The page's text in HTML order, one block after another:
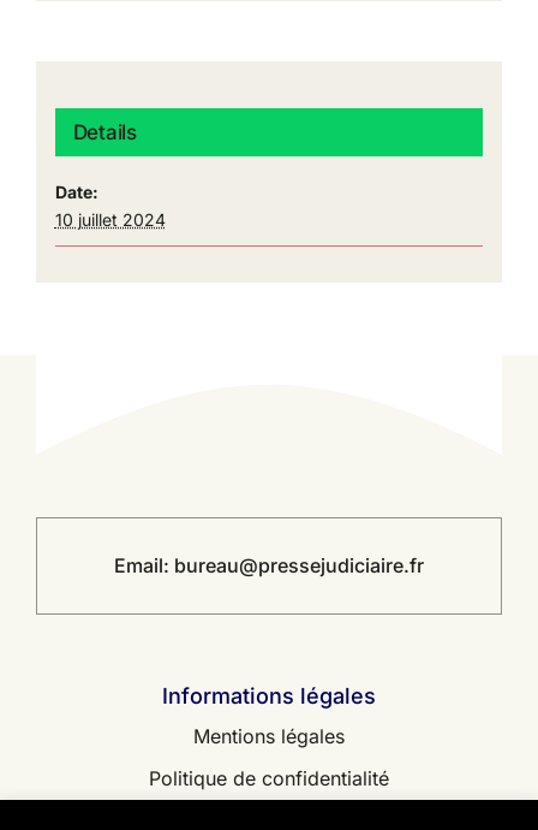
Details
Date:
10 juillet 2024
Email: bureau@pressejudiciaire.fr
Informations légales
Mentions légales
Politique de confidentialité